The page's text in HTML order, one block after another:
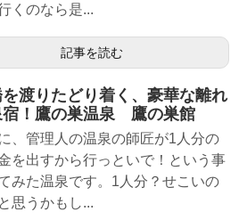
くのなら是...
記事を読む
を渡りたどり着く、豪華な離れ
宿！鷹の巣温泉 鷹の巣館
、管理人の温泉の師匠が1人分の
を出すから行っといで！という事
みた温泉です。1人分？せこいの
思うかもし...